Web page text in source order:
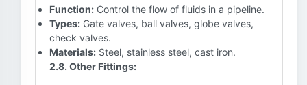
Function: Control the flow of fluids in a pipeline.
Types: Gate valves, ball valves, globe valves,
check valves.
Materials: Steel, stainless steel, cast iron.
2.8. Other Fittings: